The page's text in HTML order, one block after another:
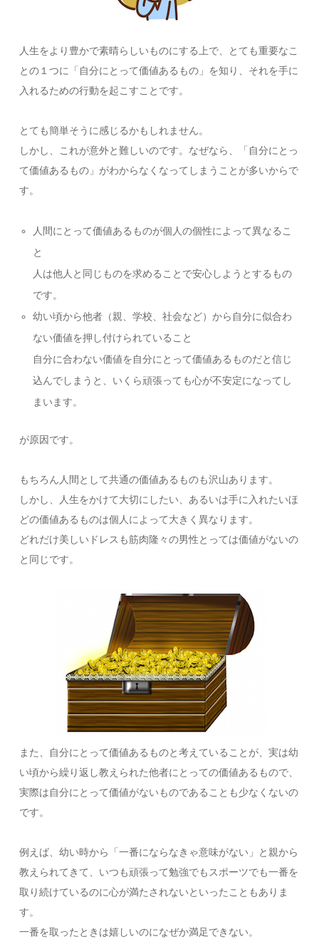
人生をより豊かで素晴らしいものにする上で、とても重要なこ
との１つに「自分にとって価値あるもの」を知り、それを手に
入れるための行動を起こすことです。
とても簡単そうに感じるかもしれません。
しかし、これが意外と難しいのです。なぜなら、「自分にとっ
て価値あるもの」がわからなくなってしまうことが多いからで
す。
人間にとって価値あるものが個人の個性によって異なるこ
と
人は他人と同じものを求めることで安心しようとするもの
です。
幼い頃から他者（親、学校、社会など）から自分に似合わ
ない価値を押し付けられていること
自分に合わない価値を自分にとって価値あるものだと信じ
込んでしまうと、いくら頑張っても心が不安定になってし
まいます。
が原因です。
もちろん人間として共通の価値あるものも沢山あります。
しかし、人生をかけて大切にしたい、あるいは手に入れたいほ
どの価値あるものは個人によって大きく異なります。
どれだけ美しいドレスも筋肉隆々の男性とっては価値がないの
と同じです。
また、自分にとって価値あるものと考えていることが、実は幼
い頃から繰り返し教えられた他者にとっての価値あるもので、
実際は自分にとって価値がないものであることも少なくないの
です。
例えば、幼い時から「一番にならなきゃ意味がない」と親から
教えられてきて、いつも頑張って勉強でもスポーツでも一番を
取り続けているのに心が満たされないといったこともありま
す。
一番を取ったときは嬉しいのになぜか満足できない。